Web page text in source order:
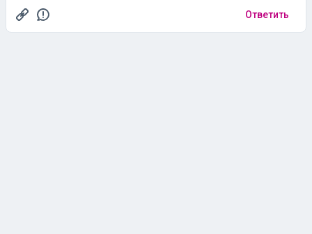
Ответить